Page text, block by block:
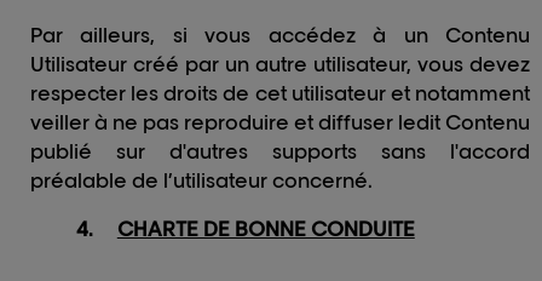
Par ailleurs, si vous accédez à un Contenu
Utilisateur créé par un autre utilisateur, vous devez
respecter les droits de cet utilisateur et notamment
veiller à ne pas reproduire et diffuser ledit Contenu
publié sur d'autres supports sans l'accord
préalable de l’utilisateur concerné.
4.
CHARTE DE BONNE CONDUITE